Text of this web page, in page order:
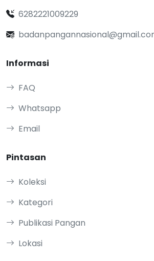
6282221009229
Informasi
FAQ
Whatsapp
Email
Pintasan
Koleksi
Kategori
Publikasi Pangan
Lokasi